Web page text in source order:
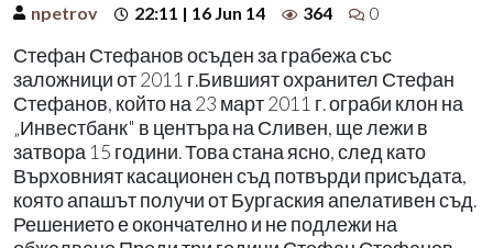
npetrov 22:11 | 16 Jun 14 364 0
Стефан Стефанов осъден за грабежа със
заложници от 2011 г.Бившият охранител Стефан
Стефанов, който на 23 март 2011 г. ограби клон на
„Инвестбанк" в центъра на Сливен, ще лежи в
затвора 15 години. Това стана ясно, след като
Върховният касационен съд потвърди присъдата,
която апашът получи от Бургаския апелативен съд.
Решението е окончателно и не подлежи на